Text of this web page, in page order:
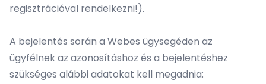
regisztrációval rendelkezni!).
A bejelentés során a Webes ügysegéden az
ügyfélnek az azonosításhoz és a bejelentéshez
szükséges alábbi adatokat kell megadnia: